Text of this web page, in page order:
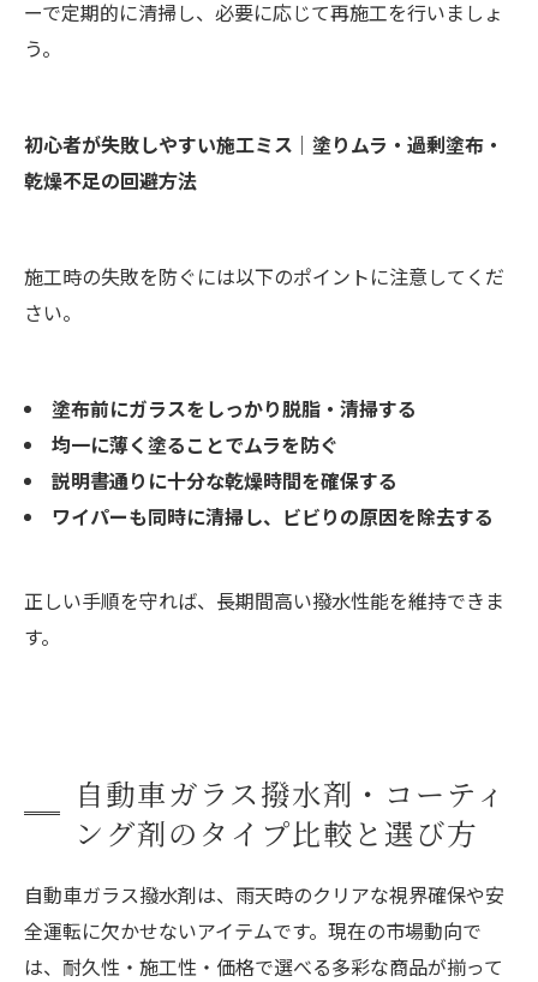
ーで定期的に清掃し、必要に応じて再施工を行いましょ
う。
初心者が失敗しやすい施工ミス｜塗りムラ・過剰塗布・
乾燥不足の回避方法
施工時の失敗を防ぐには以下のポイントに注意してくだ
さい。
塗布前にガラスをしっかり脱脂・清掃する
均一に薄く塗ることでムラを防ぐ
説明書通りに十分な乾燥時間を確保する
ワイパーも同時に清掃し、ビビりの原因を除去する
正しい手順を守れば、長期間高い撥水性能を維持できま
す。
自動車ガラス撥水剤・コーティ
ング剤のタイプ比較と選び方
自動車ガラス撥水剤は、雨天時のクリアな視界確保や安
全運転に欠かせないアイテムです。現在の市場動向で
は、耐久性・施工性・価格で選べる多彩な商品が揃って